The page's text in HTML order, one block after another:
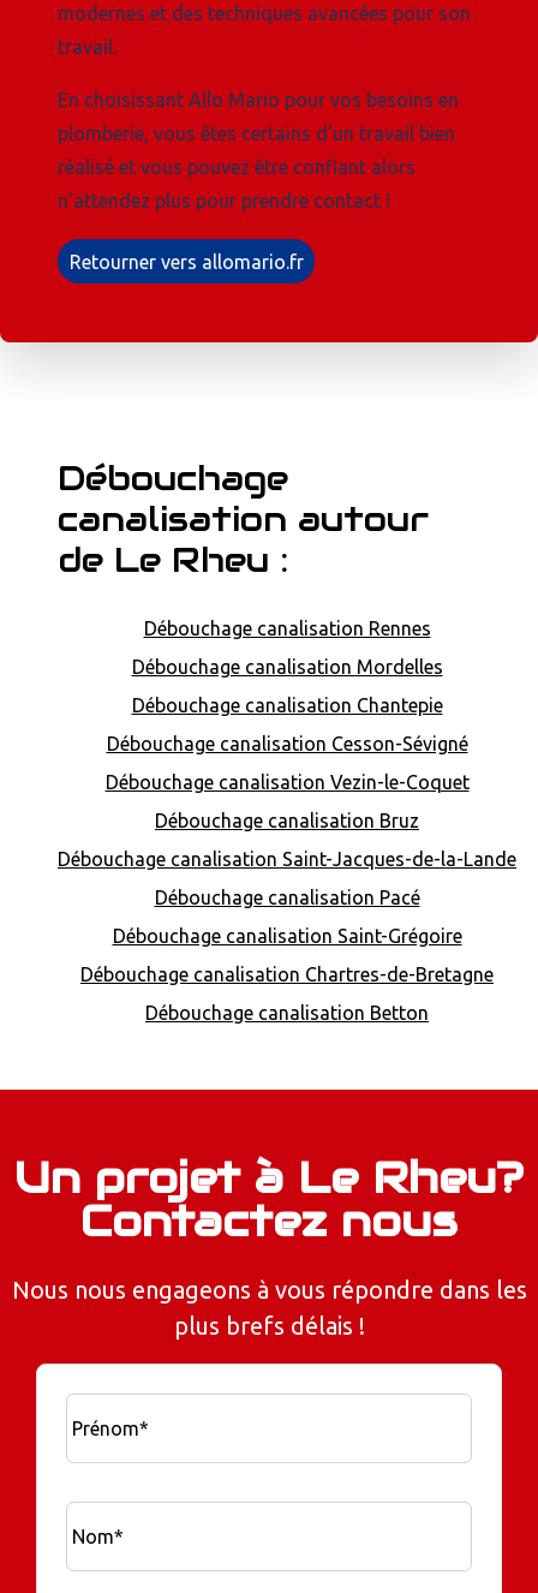
modernes et des techniques avancées pour son
travail.
En choisissant Allo Mario pour vos besoins en
plomberie, vous êtes certains d'un travail bien
réalisé et vous pouvez être confiant alors
n'attendez plus pour prendre contact !
Retourner vers allomario.fr
Débouchage
canalisation autour
de Le Rheu :
Débouchage canalisation Rennes
Débouchage canalisation Mordelles
Débouchage canalisation Chantepie
Débouchage canalisation Cesson-Sévigné
Débouchage canalisation Vezin-le-Coquet
Débouchage canalisation Bruz
Débouchage canalisation Saint-Jacques-de-la-Lande
Débouchage canalisation Pacé
Débouchage canalisation Saint-Grégoire
Débouchage canalisation Chartres-de-Bretagne
Débouchage canalisation Betton
Un projet à Le Rheu?
Contactez nous
Nous nous engageons à vous répondre dans les
plus brefs délais !
Prénom*
Nom*